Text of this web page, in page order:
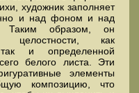
художник заполняет
и над фоном и над
Таким образом, он
как
и определенной
белого листа. Эти
элементы
композицию, что